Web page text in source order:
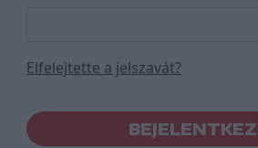
Elfelejtette a jelszavát?